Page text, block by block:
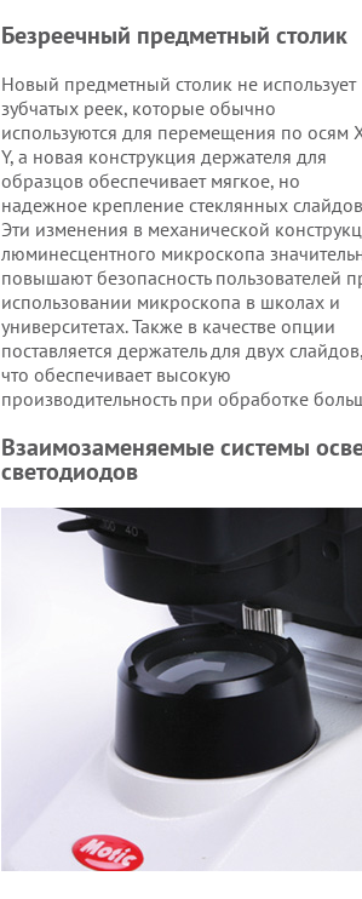
Безреечный предметный столик
Новый предметный столик не использует
зубчатых реек, которые обычно
используются для перемещения по осям
Y, а новая конструкция держателя для
образцов обеспечивает мягкое, но
надежное крепление стеклянных
Эти изменения в механической
люминесцентного микроскопа
повышают безопасность пользователей
использовании микроскопа в школах и
университетах. Также в качестве опции
поставляется держатель для двух слайдов,
что обеспечивает высокую
производительность при обработке
Взаимозаменяемые системы
светодиодов